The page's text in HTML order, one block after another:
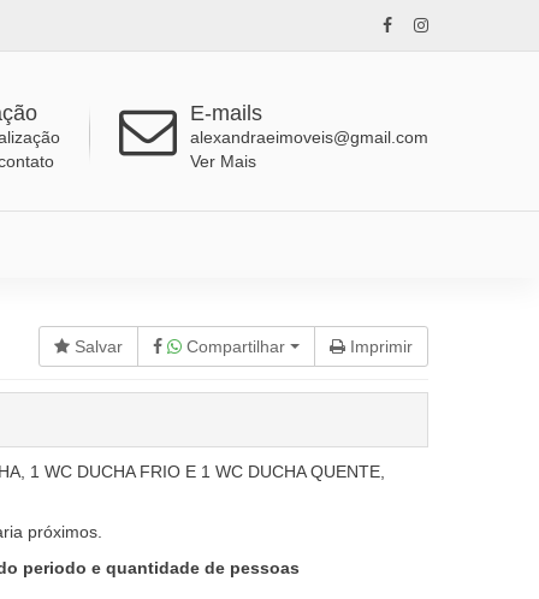
E-mails
alexandraeimoveis@gmail.com
Ver Mais
Salvar Compartilhar Imprimir
1 WC DUCHA FRIO E 1 WC DUCHA QUENTE,
próximos.
periodo e quantidade de pessoas